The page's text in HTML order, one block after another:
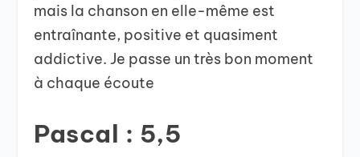
mais la chanson en elle-même est
entraînante, positive et quasiment
addictive. Je passe un très bon moment
à chaque écoute
Pascal : 5,5